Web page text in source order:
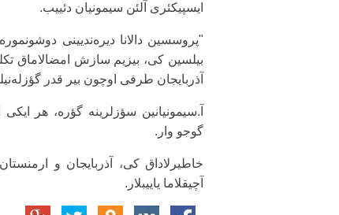
ایسپیکئری آلئن سیمونیان دئییب.
"پروسسین دالانا دیره‌ندیینی
بیلسین کی، بیزیم سازش امضالاماق
آذربایجان طرفی اوچون بیر قدر
آ.سیمونیانین سؤزلرینه گؤره، هر
گوجو وار.
آچیقلاما یاییبلار.